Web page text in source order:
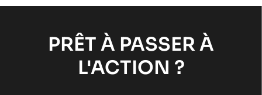
PRÊT À PASSER À
L'ACTION ?